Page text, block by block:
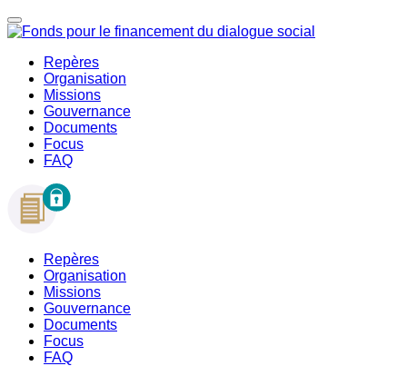
Repères
Organisation
Missions
Gouvernance
Documents
Focus
FAQ
Repères
Organisation
Missions
Gouvernance
Documents
Focus
FAQ